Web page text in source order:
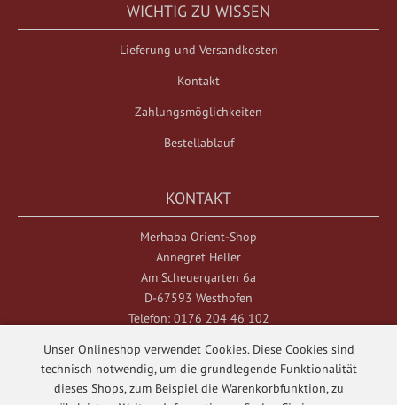
WICHTIG ZU WISSEN
Lieferung und Versandkosten
Kontakt
Zahlungsmöglichkeiten
Bestellablauf
KONTAKT
Merhaba Orient-Shop
Annegret Heller
Am Scheuergarten 6a
D-67593 Westhofen
Telefon: 0176 204 46 102
Unser Onlineshop verwendet Cookies. Diese Cookies sind
technisch notwendig, um die grundlegende Funktionalität
dieses Shops, zum Beispiel die Warenkorbfunktion, zu